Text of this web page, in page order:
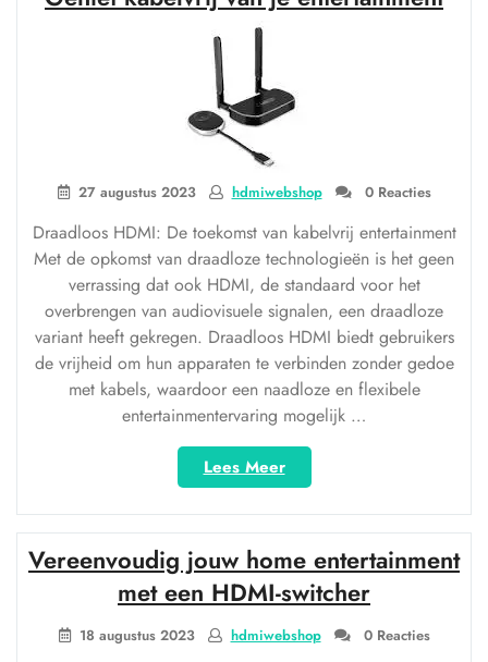
27 augustus 2023 hdmiwebshop 0 Reacties
Draadloos HDMI: De toekomst van kabelvrij entertainment
Met de opkomst van draadloze technologieën is het geen
verrassing dat ook HDMI, de standaard voor het
overbrengen van audiovisuele signalen, een draadloze
variant heeft gekregen. Draadloos HDMI biedt gebruikers
de vrijheid om hun apparaten te verbinden zonder gedoe
met kabels, waardoor een naadloze en flexibele
entertainmentervaring mogelijk …
Lees Meer“De
vrijheid
van
draadloos
HDMI:
Geniet
kabelvrij
van
Vereenvoudig jouw home entertainment
met een HDMI-switcher
18 augustus 2023 hdmiwebshop 0 Reacties